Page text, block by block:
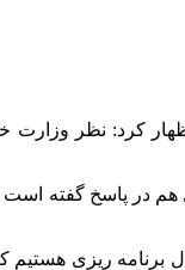
کرد: نظر
هم در پاسخ گفته
ریزی هستیم